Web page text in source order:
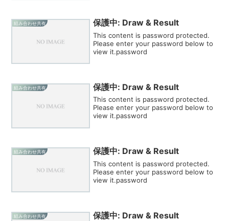
組み合わせ共有 保護中: Draw & Result
This content is password protected.
Please enter your password below to
view it.password
組み合わせ共有 保護中: Draw & Result
This content is password protected.
Please enter your password below to
view it.password
組み合わせ共有 保護中: Draw & Result
This content is password protected.
Please enter your password below to
view it.password
組み合わせ共有 保護中: Draw & Result